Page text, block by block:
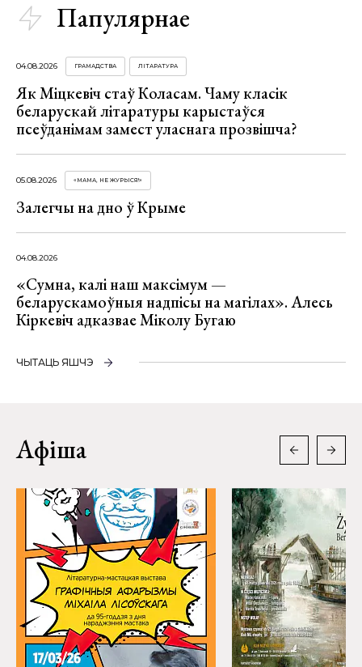
Папулярнае
04.08.2026 ГРАМАДСТВА ЛІТАРАТУРА
Як Міцкевіч стаў Коласам. Чаму класік
беларускай літаратуры карыстаўся
псеўданімам замест уласнага прозвішча?
05.08.2026 «МАМА, НЕ ЖУРЫСЯ!»
Залегчы на дно ў Крыме
04.08.2026
«Сумна, калі наш максімум —
беларускамоўныя надпісы на магілах». Алесь
Кіркевіч адказвае Міколу Бугаю
ЧЫТАЦЬ ЯШЧЭ
Афіша